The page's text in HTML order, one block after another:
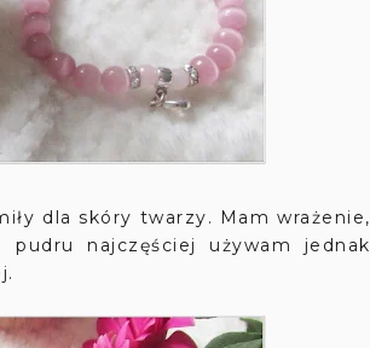
dla skóry twarzy. Mam wrażenie,
najczęściej używam jednak